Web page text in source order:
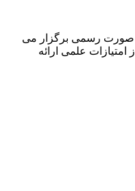
به اینکه این همایش به صورت رسمی برگزار می
امتیازات علمی ارائه